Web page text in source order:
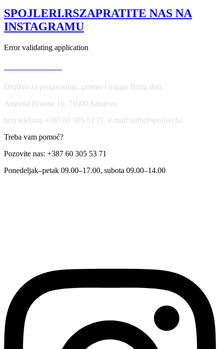
SPOJLERI.RSZAPRATITE NAS NA
INSTAGRAMU
Error validating application
Društvo za proizvodnju, promet i usluge Botta doo,
Augusta Brauna 10, 71000 Sarajevo
broj telefona +387 60 305 53 71, e-mail: info@spojleri.ba
Treba vam pomoć?
Pozovite nas: +387 60 305 53 71
Ponedeljak–petak 09.00–17.00, subota 09.00–14.00